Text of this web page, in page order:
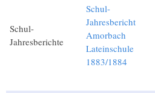
Schul-
Jahresberichte
Schul-
Jahresbericht
Amorbach
Lateinschule
1883/1884